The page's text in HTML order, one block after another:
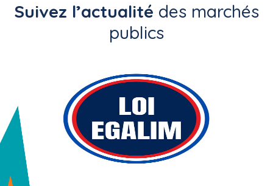
Suivez l’actualité des marchés
publics